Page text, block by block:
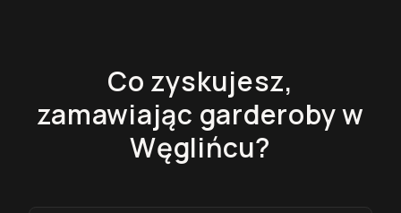
Co zyskujesz,
zamawiając garderoby w
Węglińcu?